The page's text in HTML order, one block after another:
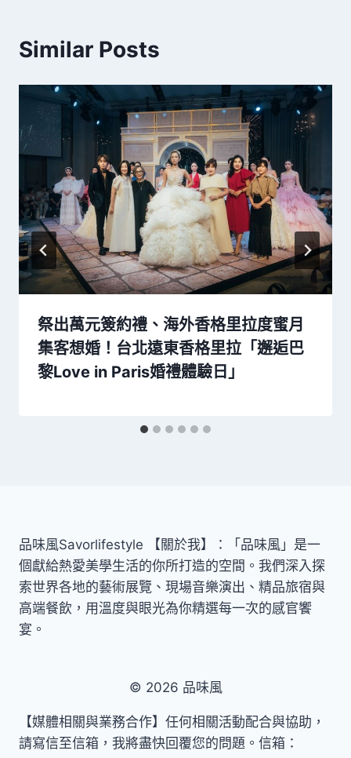
Similar Posts
祭出萬元簽約禮、海外香格里拉度蜜月
集客想婚！台北遠東香格里拉「邂逅巴
黎Love in Paris婚禮體驗日」
品味風Savorlifestyle 【關於我】：「品味風」是一
個獻給熱愛美學生活的你所打造的空間。我們深入探
索世界各地的藝術展覽、現場音樂演出、精品旅宿與
高端餐飲，用溫度與眼光為你精選每一次的感官饗
宴。
© 2026 品味風
【媒體相關與業務合作】任何相關活動配合與協助，
請寫信至信箱，我將盡快回覆您的問題。信箱：